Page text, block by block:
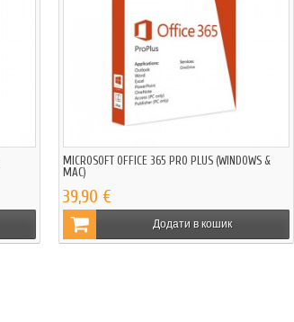
MICROSOFT OFFICE 365 PRO PLUS (WINDOWS &
MAC)
39,90 €
Додати в кошик